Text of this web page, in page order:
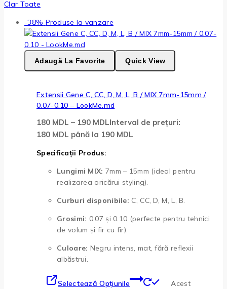
Clar Toate
-38% Produse la vanzare
Adaugă La Favorite Quick View
Extensii Gene C, CC, D, M, L, B / MIX 7mm-15mm /
0.07-0.10 – LookMe.md
180 MDL – 190 MDLInterval de prețuri:
180 MDL până la 190 MDL
Specificații Produs:
Lungimi MIX: 7mm – 15mm (ideal pentru
realizarea oricărui styling).
Curburi disponibile: C, CC, D, M, L, B.
Grosimi: 0.07 și 0.10 (perfecte pentru tehnici
de volum și fir cu fir).
Culoare: Negru intens, mat, fără reflexii
albăstrui.
Selectează Opțiunile
Acest